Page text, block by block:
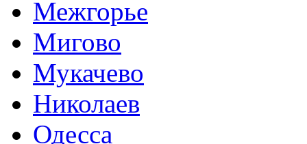
Межгорье
Мигово
Мукачево
Николаев
Одесса